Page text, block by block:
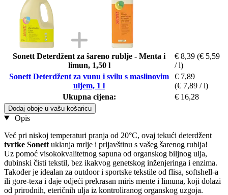
Sonett Deterdžent za šareno rublje - Menta i
limun, 1,50 l
€ 8,39 (€ 5,59
/ l)
Sonett Deterdžent za vunu i svilu s maslinovim
uljem, 1 l
€ 7,89
(€ 7,89 / l)
Ukupna cijena:
€ 16,28
Dodaj oboje u vašu košaricu
Opis
Već pri niskoj temperaturi pranja od 20°C, ovaj tekući deterdžent
tvrtke Sonett uklanja mrlje i prljavštinu s vašeg šarenog rublja!
Uz pomoć visokokvalitetnog sapuna od organskog biljnog ulja,
dubinski čisti tekstil, bez ikakvog genetskog inženjeringa i enzima.
Također je idealan za outdoor i sportske tekstile od flisa, softshell-a
ili gore-texa i daje odjeći prekrasan miris mente i limuna, koji dolazi
od prirodnih, eteričnih ulja iz kontroliranog organskog uzgoja.